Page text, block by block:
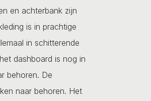
en achterbank zijn
is in prachtige
in schitterende
dashboard is nog in
behoren. De
naar behoren. Het